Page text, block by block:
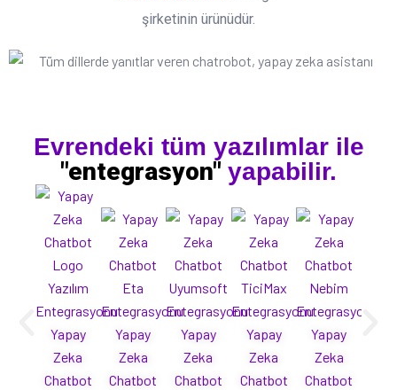
şirketinin ürünüdür.
Evrendeki tüm yazılımlar ile
"entegrasyon" yapabilir.
Yapay
Zeka
Chatbot
Yapay
Zeka
Chatbot
Yapay
Zeka
Chatbot
Yapay
Zeka
Chatbot
Yapay
Zeka
Chatbot